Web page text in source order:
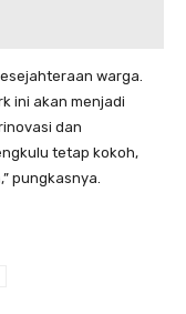
warga.
ini akan menjadi
dan
tetap kokoh,
pungkasnya.